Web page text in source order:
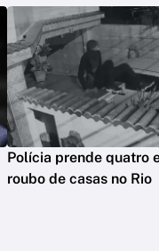
Polícia prende quatro
roubo de casas no Rio